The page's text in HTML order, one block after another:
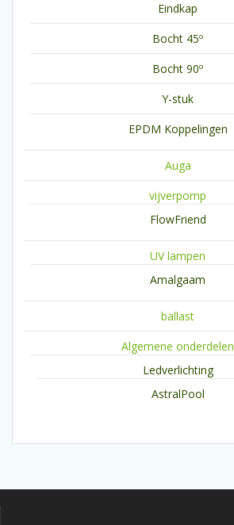
Eindkap
Bocht 45º
Bocht 90º
Y-stuk
EPDM Koppelingen
Auga
vijverpomp
FlowFriend
UV lampen
Amalgaam
ballast
Algemene onderdelen
Ledverlichting
AstralPool